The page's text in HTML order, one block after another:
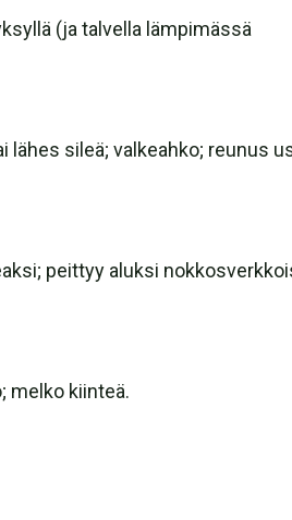
(ja talvella lämpimässä
lähes sileä; valkeahko; reunus
peittyy aluksi
melko kiinteä.